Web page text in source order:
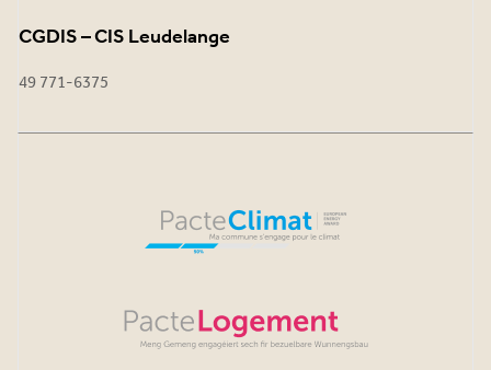
CGDIS – CIS Leudelange
49 771-6375